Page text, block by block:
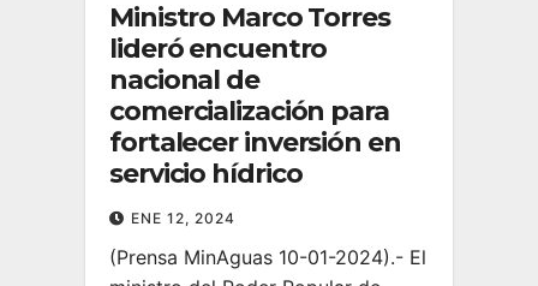
Ministro Marco Torres
lideró encuentro
nacional de
comercialización para
fortalecer inversión en
servicio hídrico
ENE 12, 2024
(Prensa MinAguas 10-01-2024).- El